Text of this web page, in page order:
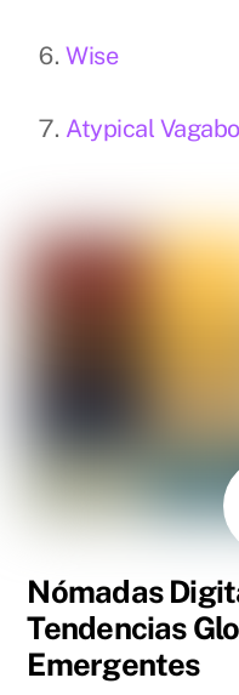
Wise
Atypical
Nómadas
Tendencias
Emergentes